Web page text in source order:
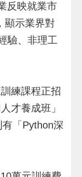
反映就業市
顯示業界對
驗、非理工
練課程正招
才養成班」
「Python深